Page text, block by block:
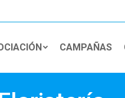
CAMPAÑAS